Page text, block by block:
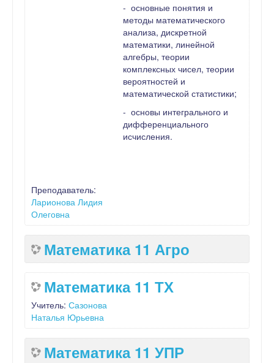
- основные понятия и
методы математического
анализа, дискретной
математики, линейной
алгебры, теории
комплексных чисел, теории
вероятностей и
математической статистики;
- основы интегрального и
дифференциального
исчисления.
Преподаватель:
Ларионова Лидия
Олеговна
Математика 11 Агро
Математика 11 ТХ
Учитель: Сазонова
Наталья Юрьевна
Математика 11 УПР